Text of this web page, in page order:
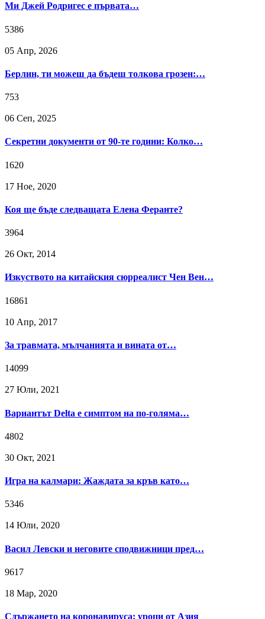
Ми Джей Родригес е първата…
5386
05 Апр, 2026
Берлин, ти можеш да бъдеш толкова грозен:…
753
06 Сeп, 2025
Секретни документи от 90-те години: Колко…
1620
17 Ное, 2020
Коя ще бъде следващата Елена Феранте?
3964
26 Окт, 2014
Изкуството на китайския сюрреалист Чен Вен…
16861
10 Апр, 2017
За травмата, мълчанията и вината от…
14099
27 Юли, 2021
Вариантът Delta е симптом на по-голяма…
4802
30 Окт, 2021
Игра на калмари: Жаждата за кръв като…
5346
14 Юли, 2020
Васил Левски и неговите сподвижници пред…
9617
18 Мар, 2020
Сдържането на коронавируса: уроци от Азия